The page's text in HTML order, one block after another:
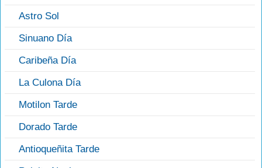
Astro Sol
Sinuano Día
Caribeña Día
La Culona Día
Motilon Tarde
Dorado Tarde
Antioqueñita Tarde